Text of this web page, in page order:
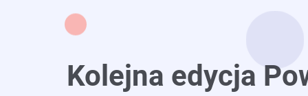
Kolejna edycja